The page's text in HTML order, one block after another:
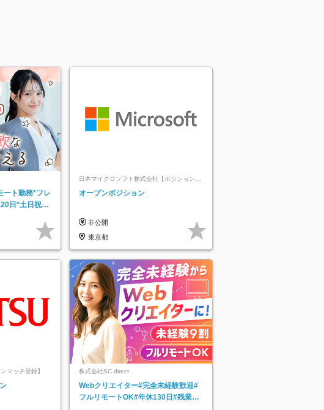
ート勤務*フレ
日*土日祝休
日本マイクロソフト株式会社【ポジションマ
ッチ登録】
オープンポジション
非公開
東京都
マッチ登録】 株式会社SC direct
Webクリエイター#完全未経験歓迎#
フルリモートOK#年休130日#残業月